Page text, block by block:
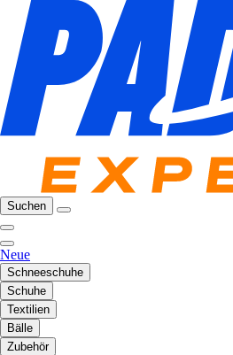
Suchen
Neue
Schneeschuhe
Schuhe
Textilien
Bälle
Zubehör